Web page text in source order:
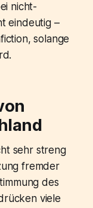
nicht-
eindeutig –
solange
sehr streng
fremder
des
viele